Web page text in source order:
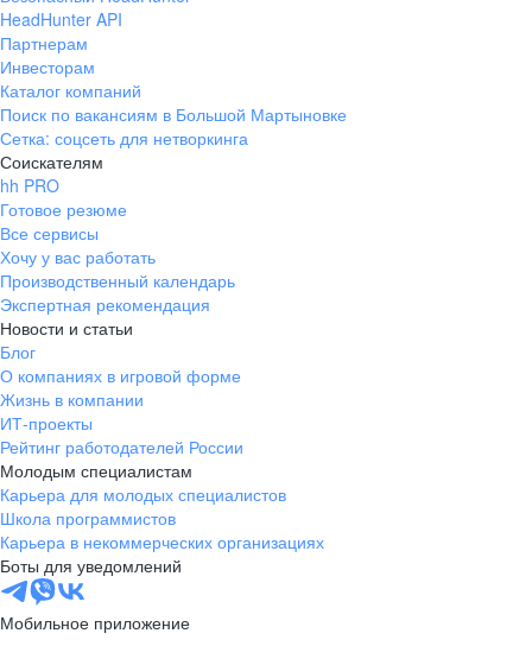
HeadHunter API
Партнерам
Инвесторам
Каталог компаний
Поиск по вакансиям в Большой Мартыновке
Сетка: соцсеть для нетворкинга
Соискателям
hh PRO
Готовое резюме
Все сервисы
Хочу у вас работать
Производственный календарь
Экспертная рекомендация
Новости и статьи
Блог
О компаниях в игровой форме
Жизнь в компании
ИТ-проекты
Рейтинг работодателей России
Молодым специалистам
Карьера для молодых специалистов
Школа программистов
Карьера в некоммерческих организациях
Боты для уведомлений
Мобильное приложение